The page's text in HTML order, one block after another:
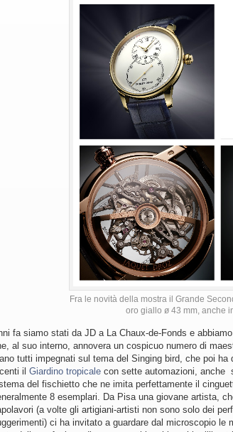
Fra le novità della mostra il Grande
oro giallo ø 43 mm, anche
fa siamo stati da JD a La Chaux-de-Fonds e
al suo interno, annovera un cospicuo numero di
tutti impegnati sul tema del Singing bird, che poi
il Giardino tropicale con sette automazioni, anche
del fischietto che ne imita perfettamente il
8 esemplari. Da Pisa una giovane artista,
(a volte gli artigiani-artisti non sono solo dei
ci ha invitato a guardare dal microscopio le